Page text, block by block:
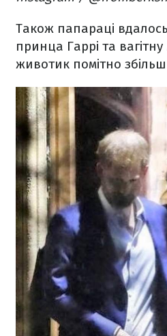
Також папараці
принца Гаррі та
животик помітно